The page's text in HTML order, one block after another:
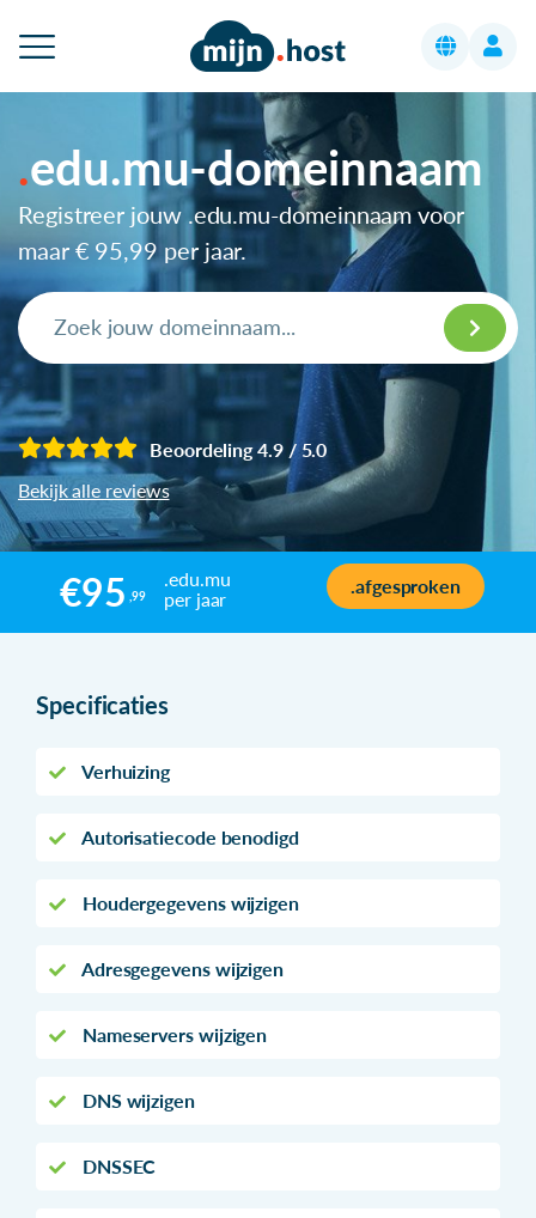
edu.mu-domeinnaam
Registreer jouw .edu.mu-domeinnaam voor
maar € 95,99 per jaar.
Beoordeling 4.9 / 5.0
Bekijk alle reviews
€95 ,99
.edu.mu
per jaar
.afgesproken
Specificaties
Verhuizing
Autorisatiecode benodigd
Houdergegevens wijzigen
Adresgegevens wijzigen
Nameservers wijzigen
DNS wijzigen
DNSSEC